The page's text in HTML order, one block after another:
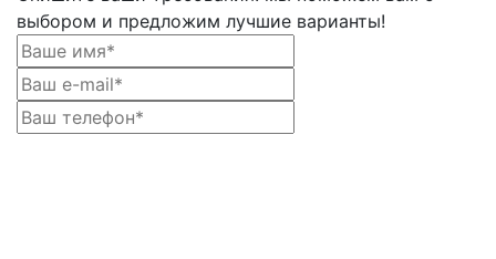
выбором и предложим лучшие варианты!